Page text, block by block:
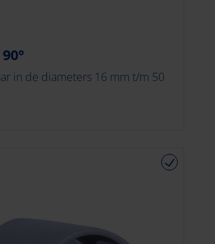
in de diameters 16 mm t/m 50